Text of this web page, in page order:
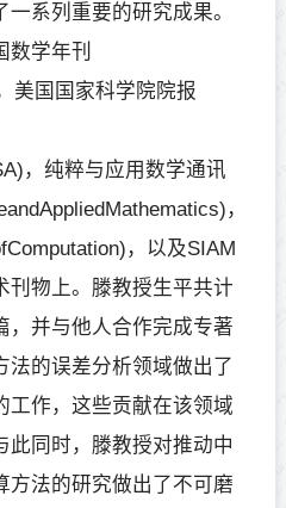
系列重要的研究成果。
数学年刊
美国国家科学院院报
，纯粹与应用数学通讯
，
，以及SIAM
刊物上。滕教授生平共计
，并与他人合作完成专著
法的误差分析领域做出了
工作，这些贡献在该领域
此同时，滕教授对推动中
方法的研究做出了不可磨